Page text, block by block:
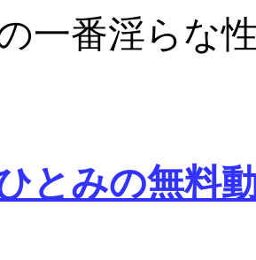
一番淫らな
とみの無料